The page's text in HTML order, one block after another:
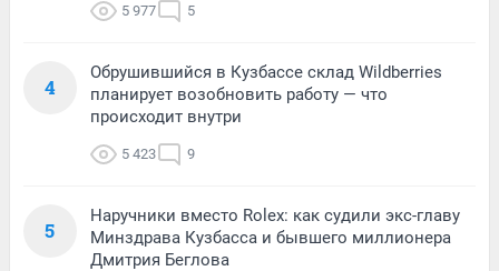
5 977 5
4
Обрушившийся в Кузбассе склад Wildberries
планирует возобновить работу — что
происходит внутри
5 423 9
5
Наручники вместо Rolex: как судили экс-главу
Минздрава Кузбасса и бывшего миллионера
Дмитрия Беглова